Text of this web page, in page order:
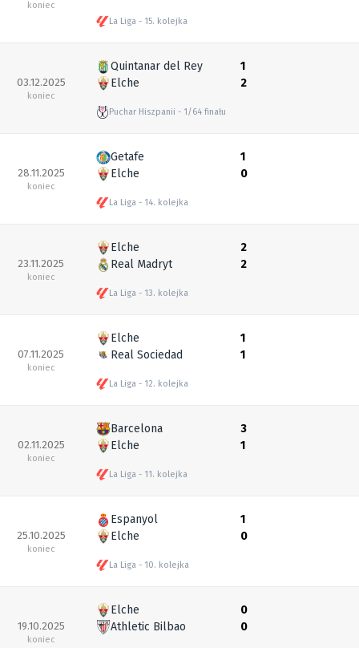
koniec
La Liga 15. kolejka
03.12.2025
koniec
Quintanar del Rey
Elche
Puchar Hiszpanii 1/64 finału
1
2
28.11.2025
koniec
Getafe
Elche
La Liga 14. kolejka
1
0
23.11.2025
koniec
Elche
Real Madryt
La Liga 13. kolejka
2
2
07.11.2025
koniec
Elche
Real Sociedad
La Liga 12. kolejka
1
1
02.11.2025
koniec
Barcelona
Elche
La Liga 11. kolejka
3
1
25.10.2025
koniec
Espanyol
Elche
La Liga 10. kolejka
1
0
19.10.2025
koniec
Elche
Athletic Bilbao
0
0